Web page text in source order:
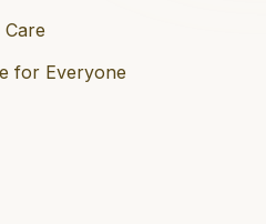
for Everyone